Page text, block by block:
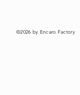
©2026 by Encaro Factory